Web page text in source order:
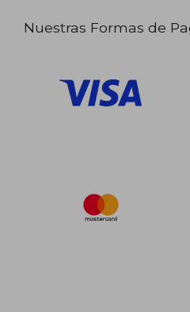
Nuestras Formas de